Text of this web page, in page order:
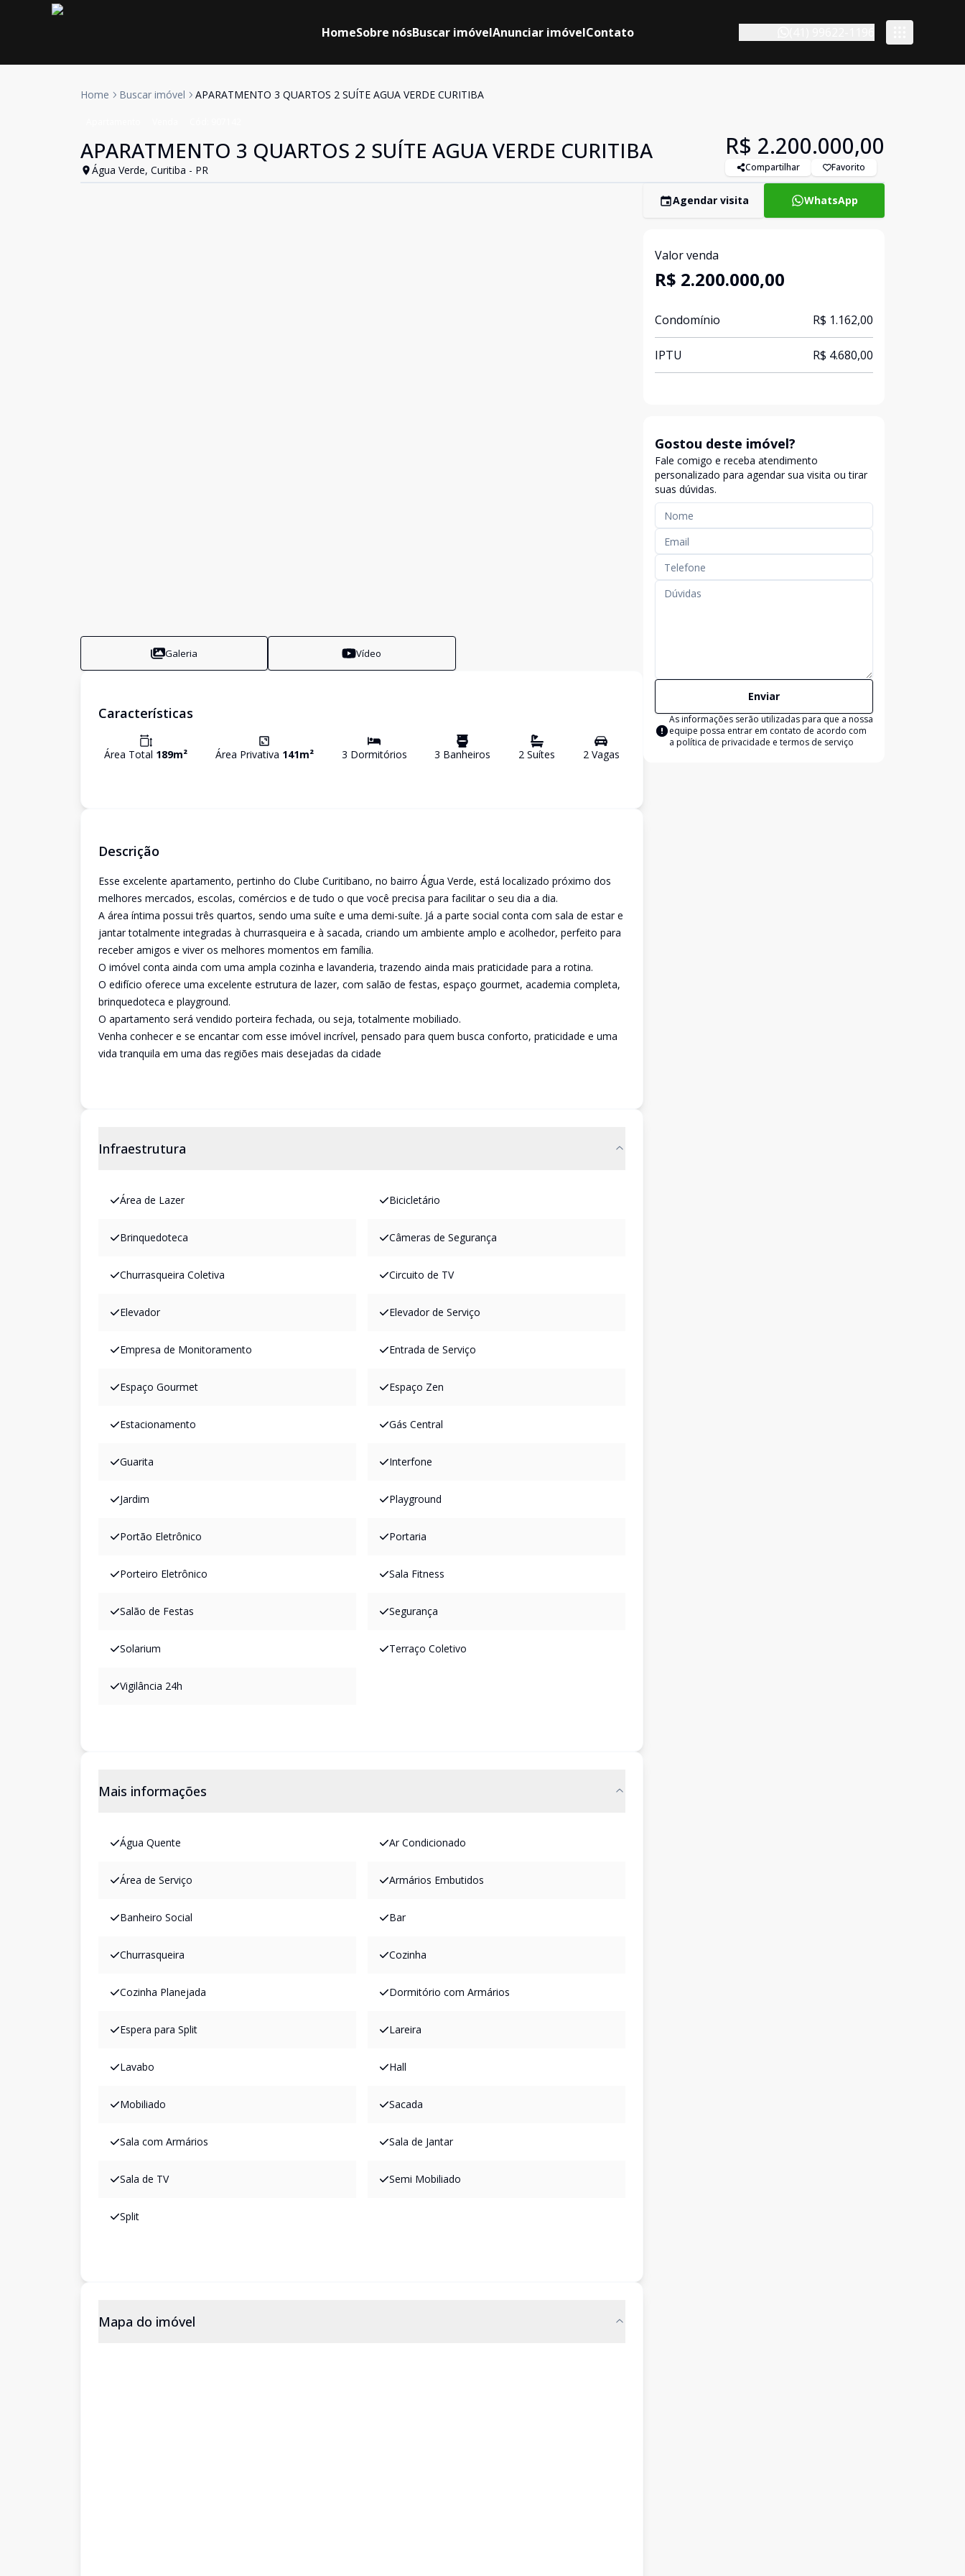
HomeSobre nósBuscar imóvelAnunciar imóvelContato
Home Buscar imóvel APARATMENTO 3 QUARTOS 2 SUÍTE AGUA VERDE CURITIBA
APARATMENTO 3 QUARTOS 2 SUÍTE AGUA VERDE CURITIBA
Água Verde, Curitiba - PR
R$ 2.200.000,00
Compartilhar Favorito
Galeria Vídeo
Características
Área Total 189m² Área Privativa 141m² 3 Dormitórios 3 Banheiros 2 Suítes 2Vagas
Descrição
Esse excelente apartamento, pertinho do Clube Curitibano, no bairro Água Verde, está localizado próximo dos
melhores mercados, escolas, comércios e de tudo o que você precisa para facilitar o seu dia a dia.
A área íntima possui três quartos, sendo uma suíte e uma demi-suíte. Já a parte social conta com sala de estar e
jantar totalmente integradas à churrasqueira e à sacada, criando um ambiente amplo e acolhedor, perfeito para
receber amigos e viver os melhores momentos em família.
O imóvel conta ainda com uma ampla cozinha e lavanderia, trazendo ainda mais praticidade para a rotina.
O edifício oferece uma excelente estrutura de lazer, com salão de festas, espaço gourmet, academia completa,
brinquedoteca e playground.
O apartamento será vendido porteira fechada, ou seja, totalmente mobiliado.
Venha conhecer e se encantar com esse imóvel incrível, pensado para quem busca conforto, praticidade e uma
vida tranquila em uma das regiões mais desejadas da cidade
Infraestrutura
Área de Lazer Bicicletário
Brinquedoteca Câmeras de Segurança
Churrasqueira Coletiva Circuito de TV
Elevador Elevador de Serviço
Empresa de Monitoramento Entrada de Serviço
Espaço Gourmet Espaço Zen
Estacionamento Gás Central
Guarita Interfone
Jardim Playground
Portão Eletrônico Portaria
Porteiro Eletrônico Sala Fitness
Salão de Festas Segurança
Solarium Terraço Coletivo
Vigilância 24h
Mais informações
Água Quente Ar Condicionado
Área de Serviço Armários Embutidos
Banheiro Social Bar
Churrasqueira Cozinha
Cozinha Planejada Dormitório com Armários
Espera para Split Lareira
Lavabo Hall
Mobiliado Sacada
Sala com Armários Sala de Jantar
Sala de TV Semi Mobiliado
Split
Mapa do imóvel
Agendar visita WhatsApp
Valor venda
R$ 2.200.000,00
Condomínio R$ 1.162,00
IPTU R$ 4.680,00
Gostou deste imóvel?
Fale comigo e receba atendimento
personalizado para agendar sua visita ou tirar
suas dúvidas.
Enviar
As informações serão utilizadas para que a nossa
equipe possa entrar em contato de acordo com
a política de privacidade e termos de serviço